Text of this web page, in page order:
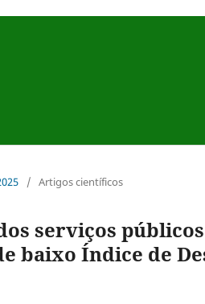
/ Artigos científicos
serviços
baixo Índice de